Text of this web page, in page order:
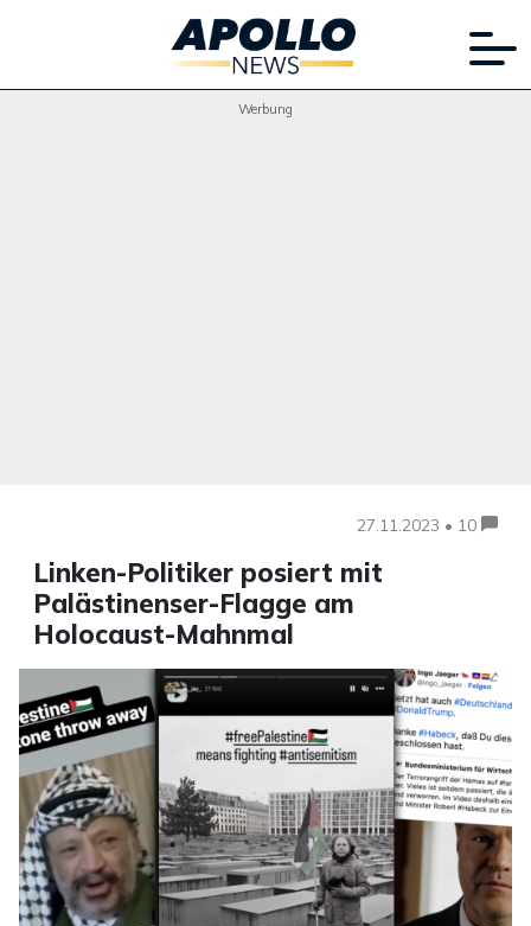
Werbung
27.11.2023 • 10
Linken-Politiker posiert mit
Palästinenser-Flagge am
Holocaust-Mahnmal